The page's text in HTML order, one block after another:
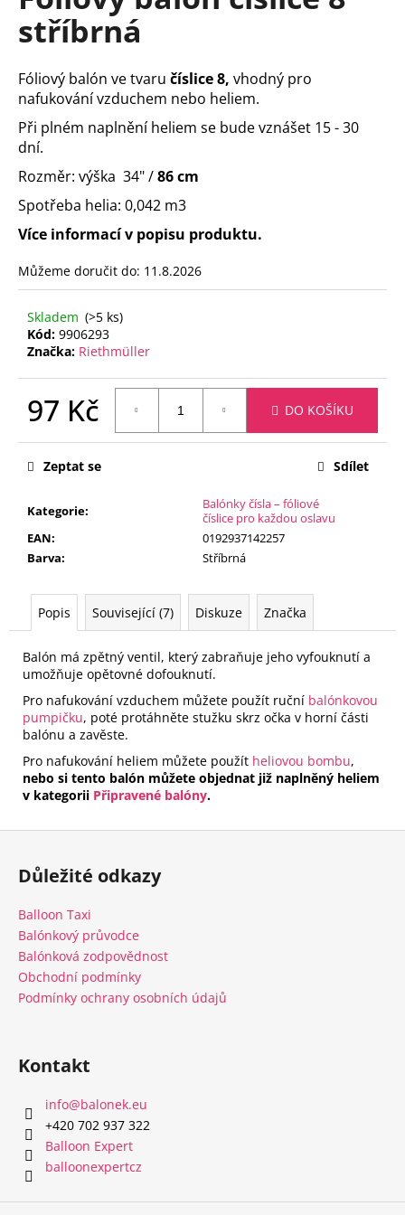
z
hvězdiček.
stříbrná
Fóliový balón ve tvaru číslice 8, vhodný pro
nafukování vzduchem nebo heliem.
Při plném naplnění heliem se bude vznášet 15 - 30
dní.
Rozměr: výška 34" /86 cm
Spotřeba helia: 0,042 m3
Více informací v popisu produktu.
Můžeme doručit do: 11.8.2026
Skladem (>5 ks)
Kód: 9906293
Značka: Riethmüller
97 Kč DO KOŠÍKU
Kategorie:
Balónky čísla – fóliové
číslice pro každou oslavu
EAN:
0192937142257
Barva: Stříbrná
Zeptat se Sdílet
Popis Související (7) Diskuze Značka
Balón má zpětný ventil, který zabraňuje jeho vyfouknutí a
umožňuje opětovné dofouknutí.
Pro nafukování vzduchem můžete použít ruční balónkovou
pumpičku, poté protáhněte stužku skrz očka v horní části
balónu a zavěste.
Pro nafukování heliem můžete použít heliovou bombu,
nebo si tento balón můžete objednat již naplněný heliem
v kategorii Připravené balóny.
a
j
í
t
?
HLEDAT
D
o
p
o
j
e
e
FÓLIOVÝ
ČÍSLICE
-
ČERNÁ
88
CM
105
Kč
Z
Důležité odkazy
Balloon Taxi
Balónkový průvodce
Balónková zodpovědnost
Obchodní podmínky
Podmínky ochrany osobních údajů
Kontakt
info@balonek.eu
‭+420 702 937 322‬
Balloon Expert
balloonexpertcz